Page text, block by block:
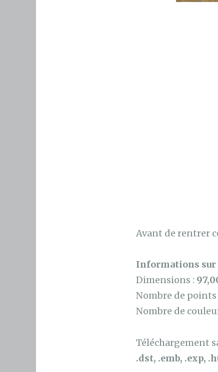
Avant de rentrer
Informations sur
Dimensions :
Nombre de points
Nombre de
Téléchargement
.dst, .emb, .exp,